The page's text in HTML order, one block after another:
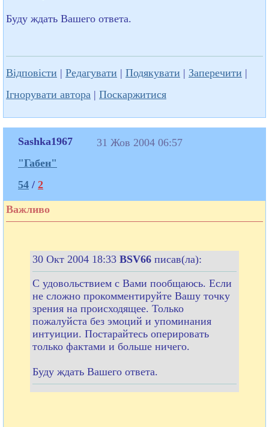
Буду ждать Вашего ответа.
Відповісти | Редагувати | Подякувати | Заперечити |
Ігнорувати автора | Поскаржитися
Sashka1967
"Габен"
54 / 2
31 Жов 2004 06:57
Важливо
30 Окт 2004 18:33 BSV66 писав(ла):
С удовольствием с Вами пообщаюсь. Если
не сложно прокомментируйте Вашу точку
зрения на происходящее. Только
пожалуйста без эмоций и упоминания
интуиции. Постарайтесь оперировать
только фактами и больше ничего.
Буду ждать Вашего ответа.